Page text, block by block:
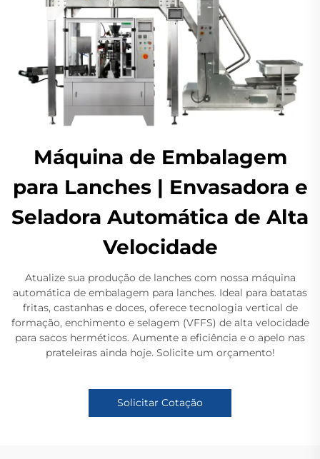
Máquina de Embalagem
para Lanches | Envasadora e
Seladora Automática de Alta
Velocidade
Atualize sua produção de lanches com nossa máquina
automática de embalagem para lanches. Ideal para batatas
fritas, castanhas e doces, oferece tecnologia vertical de
formação, enchimento e selagem (VFFS) de alta velocidade
para sacos herméticos. Aumente a eficiência e o apelo nas
prateleiras ainda hoje. Solicite um orçamento!
Solicitar Cotação